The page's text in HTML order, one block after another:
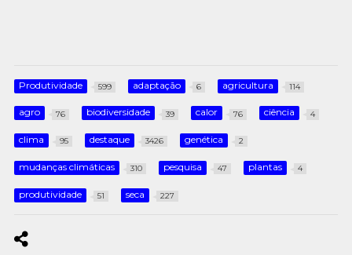
Produtividade 599 adaptação 6 agricultura 114
agro 76 biodiversidade 39 calor 76 ciência 4
clima 95 destaque 3426 genética 2
mudanças climáticas 310 pesquisa 47 plantas 4
produtividade 51 seca 227